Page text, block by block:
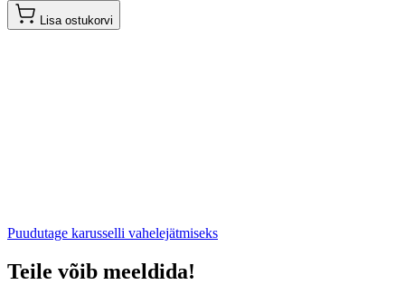
Lisa ostukorvi
Puudutage karusselli vahelejätmiseks
Teile võib meeldida!